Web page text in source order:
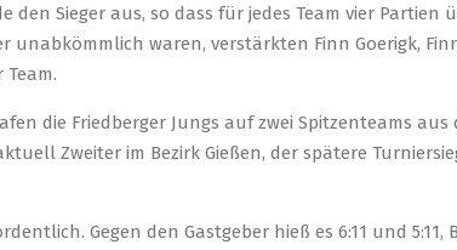
Sieger aus, so dass für jedes Team vier Partien
unabkömmlich waren, verstärkten Finn Goerigk,
die Friedberger Jungs auf zwei Spitzenteams aus
Zweiter im Bezirk Gießen, der spätere
Gegen den Gastgeber hieß es 6:11 und 5:11,